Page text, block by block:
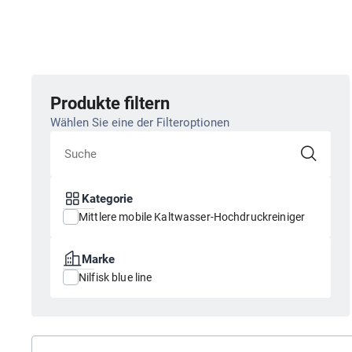
Produkte filtern
Wählen Sie eine der Filteroptionen
Kategorie
Mittlere mobile Kaltwasser-Hochdruckreiniger
Marke
Nilfisk blue line